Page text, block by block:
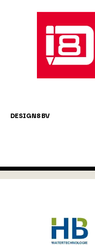
DESIGN8 BV